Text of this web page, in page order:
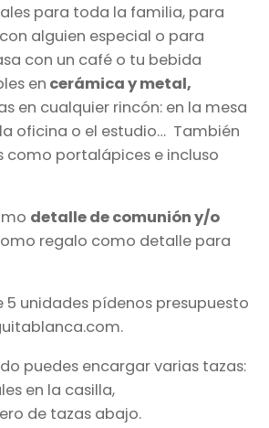
para toda la familia, para
alguien especial o para
con un café o tu bebida
en cerámica y metal,
en cualquier rincón: en la mesa
oficina o el estudio… También
como portalápices e incluso
detalle de comunión y/o
regalo como detalle para
5 unidades pídenos presupuesto
puedes encargar varias tazas:
en la casilla,
de tazas abajo.